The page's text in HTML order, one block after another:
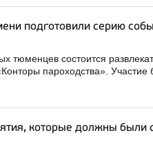
подготовили серию
тюменцев состоится
пароходства».
которые должны были